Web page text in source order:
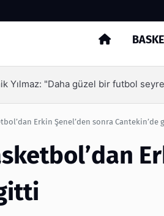
Yılmaz: "Daha güzel bir futbol
Erkin Şenel’den sonra Cantekin’de